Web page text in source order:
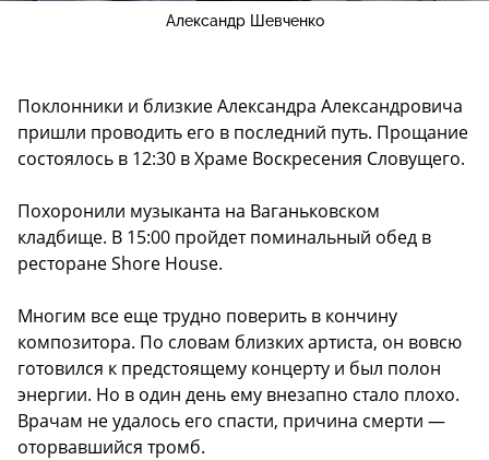
Александр Шевченко
Поклонники и близкие Александра Александровича
пришли проводить его в последний путь. Прощание
состоялось в 12:30 в Храме Воскресения Словущего.
Похоронили музыканта на Ваганьковском
кладбище. В 15:00 пройдет поминальный обед в
ресторане Shore House.
Многим все еще трудно поверить в кончину
композитора. По словам близких артиста, он вовсю
готовился к предстоящему концерту и был полон
энергии. Но в один день ему внезапно стало плохо.
Врачам не удалось его спасти, причина смерти —
оторвавшийся тромб.